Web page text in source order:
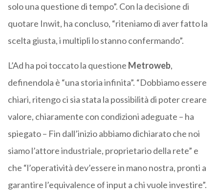
solo una questione di tempo”. Con la decisione di
quotare Inwit, ha concluso, “riteniamo di aver fatto la
scelta giusta, i multipli lo stanno confermando”.
L’Ad ha poi toccato la questione Metroweb,
definendola è “una storia infinita”. “Dobbiamo essere
chiari, ritengo ci sia stata la possibilità di poter creare
valore, chiaramente con condizioni adeguate – ha
spiegato – Fin dall’inizio abbiamo dichiarato che noi
siamo l’attore industriale, proprietario della rete” e
che “l’operatività dev’essere in mano nostra, pronti a
garantire l’equivalence of input a chi vuole investire”.